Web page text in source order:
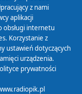
z nami
aplikacji
obsługi internetu
Korzystanie z
ustawień dotyczących
urządzenia.
prywatności